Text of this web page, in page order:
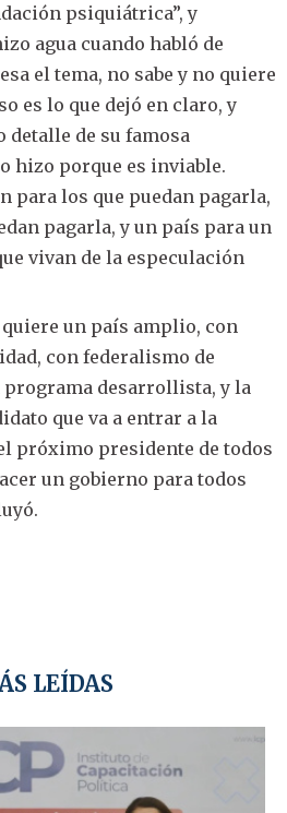
psiquiátrica”, y
agua cuando habló de
el tema, no sabe y no quiere
es lo que dejó en claro, y
detalle de su famosa
hizo porque es inviable.
para los que puedan pagarla,
pagarla, y un país para un
vivan de la especulación
quiere un país amplio, con
con federalismo de
programa desarrollista, y la
que va a entrar a la
próximo presidente de todos
un gobierno para todos
LEÍDAS